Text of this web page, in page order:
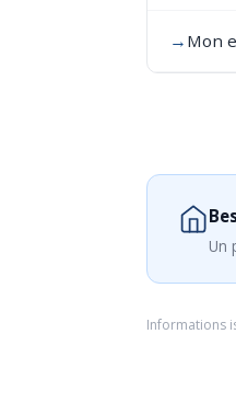
→ Mon
Un
Informations